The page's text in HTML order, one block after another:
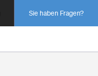
Sie haben Fragen?